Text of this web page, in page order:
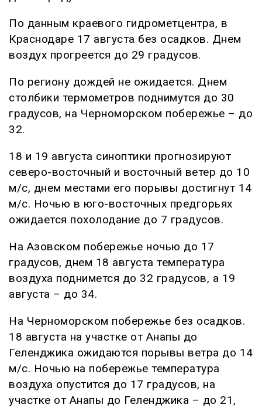
По данным краевого гидрометцентра, в
Краснодаре 17 августа без осадков. Днем
воздух прогреется до 29 градусов.
По региону дождей не ожидается. Днем
столбики термометров поднимутся до 30
градусов, на Черноморском побережье – до
32.
18 и 19 августа синоптики прогнозируют
северо-восточный и восточный ветер до 10
м/с, днем местами его порывы достигнут 14
м/с. Ночью в юго-восточных предгорьях
ожидается похолодание до 7 градусов.
На Азовском побережье ночью до 17
градусов, днем 18 августа температура
воздуха поднимется до 32 градусов, а 19
августа – до 34.
На Черноморском побережье без осадков.
18 августа на участке от Анапы до
Геленджика ожидаются порывы ветра до 14
м/с. Ночью на побережье температура
воздуха опустится до 17 градусов, на
участке от Анапы до Геленджика – до 21,